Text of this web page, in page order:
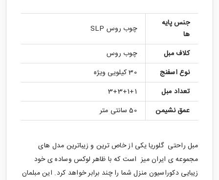
جنس پایه
ها
چوب روس SLP
کلاف مبل
چوب روس
نوع اسفنج
30 کیلویی ویژه
تعداد مبل
3+3+1+1
عمق نشیمن
50 سانتی متر
مبل راحتی گلوریا یکی از خاص ترین و زیباترین مدل های
مجموعه ی ایران میز است که با ظاهر لوکس وساده ی خود
زیبایی دکوراسیون منزل شما را چند برابر خواهد کرد. این مبلمان